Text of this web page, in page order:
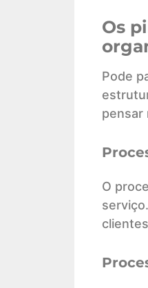
Os
Pode
pensar
O